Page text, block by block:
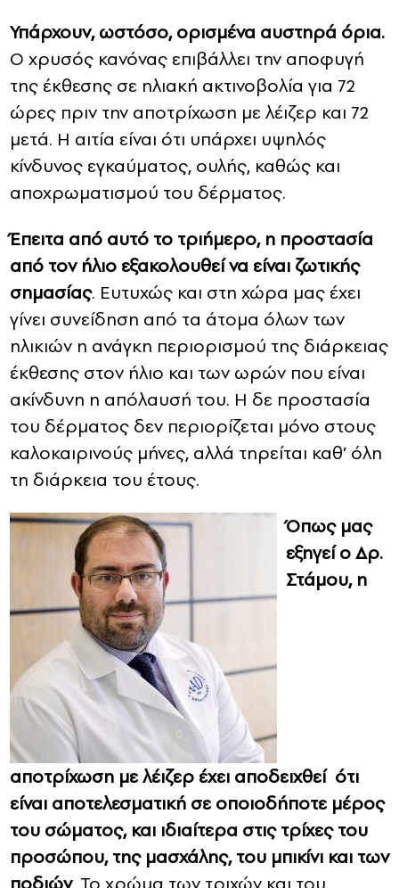
Υπάρχουν, ωστόσο, ορισμένα αυστηρά όρια.
Ο χρυσός κανόνας επιβάλλει την αποφυγή
της έκθεσης σε ηλιακή ακτινοβολία για 72
ώρες πριν την αποτρίχωση με λέιζερ και 72
μετά. Η αιτία είναι ότι υπάρχει υψηλός
κίνδυνος εγκαύματος, ουλής, καθώς και
αποχρωματισμού του δέρματος.
Έπειτα από αυτό το τριήμερο, η προστασία
από τον ήλιο εξακολουθεί να είναι ζωτικής
σημασίας. Ευτυχώς και στη χώρα μας έχει
γίνει συνείδηση από τα άτομα όλων των
ηλικιών η ανάγκη περιορισμού της διάρκειας
έκθεσης στον ήλιο και των ωρών που είναι
ακίνδυνη η απόλαυσή του. Η δε προστασία
του δέρματος δεν περιορίζεται μόνο στους
καλοκαιρινούς μήνες, αλλά τηρείται καθ’ όλη
τη διάρκεια του έτους.
Όπως μας
εξηγεί ο Δρ.
Στάμου, η
αποτρίχωση με λέιζερ έχει αποδειχθεί ότι
είναι αποτελεσματική σε οποιοδήποτε μέρος
του σώματος, και ιδιαίτερα στις τρίχες του
προσώπου, της μασχάλης, του μπικίνι και των